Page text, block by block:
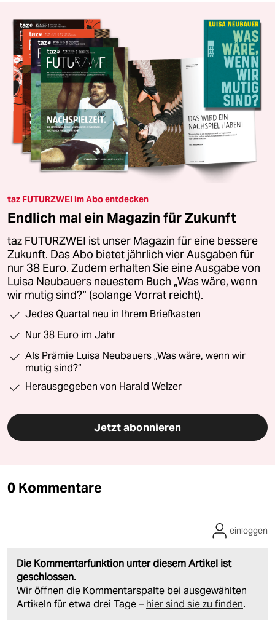
taz FUTURZWEI im Abo entdecken
Endlich mal ein Magazin für Zukunft
taz FUTURZWEI ist unser Magazin für eine bessere
Zukunft. Das Abo bietet jährlich vier Ausgaben für
nur 38 Euro. Zudem erhalten Sie eine Ausgabe von
Luisa Neubauers neuestem Buch „Was wäre, wenn
wir mutig sind?“ (solange Vorrat reicht).
Jedes Quartal neu in Ihrem Briefkasten
Nur 38 Euro im Jahr
Als Prämie Luisa Neubauers „Was wäre, wenn wir
mutig sind?“
Herausgegeben von Harald Welzer
Jetzt abonnieren
0 Kommentare
Die Kommentarfunktion unter diesem Artikel ist
geschlossen.
Wir öffnen die Kommentarspalte bei ausgewählten
Artikeln für etwa drei Tage – hier sind sie zu finden.
einloggen